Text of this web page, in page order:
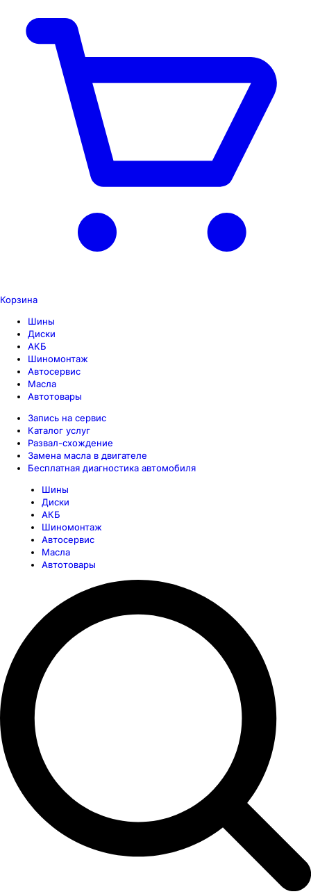
Корзина
Шины
Диски
АКБ
Шиномонтаж
Автосервис
Масла
Автотовары
Запись на сервис
Каталог услуг
Развал-схождение
Замена масла в двигателе
Бесплатная диагностика автомобиля
Шины
Диски
АКБ
Шиномонтаж
Автосервис
Масла
Автотовары